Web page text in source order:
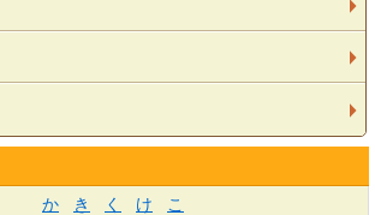
か き く け
こ